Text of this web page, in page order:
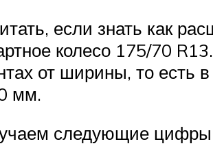
если знать как
колесо 175/70
от ширины, то есть
мм.
следующие